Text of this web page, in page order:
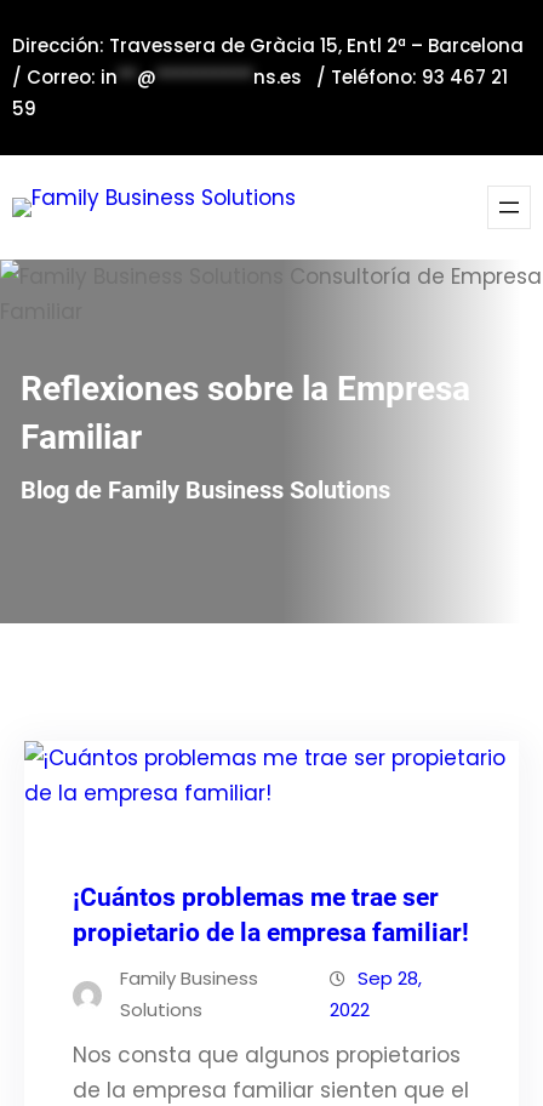
al
contenido
Dirección: Travessera de Gràcia 15, Entl 2ª – Barcelona
/ Correo: in**@**********ns.es / Teléfono: 93 467 21
59
Reflexiones sobre la Empresa
Familiar
Blog de Family Business Solutions
¡Cuántos problemas me trae ser
propietario de la empresa familiar!
Family Business
Solutions
Sep 28,
2022
Nos consta que algunos propietarios
de la empresa familiar sienten que el